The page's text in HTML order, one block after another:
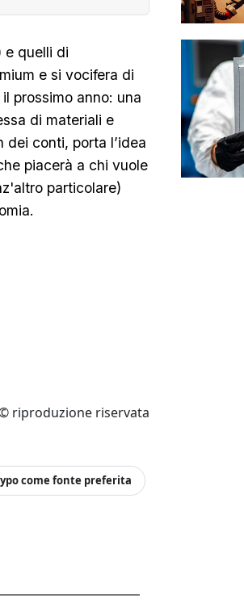
e quelli di
e si vocifera di
prossimo anno: una
di materiali e
conti, porta l’idea
piacerà a chi vuole
particolare)
riproduzione riservata
come fonte preferita